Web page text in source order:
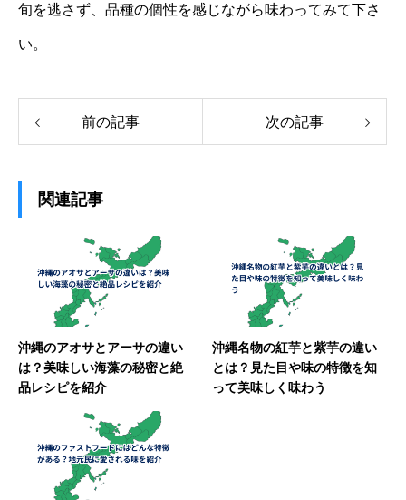
旬を逃さず、品種の個性を感じながら味わってみて下さ
い。
前の記事 次の記事
関連記事
沖縄のアオサとアーサの違い
は？美味しい海藻の秘密と絶
品レシピを紹介
沖縄名物の紅芋と紫芋の違い
とは？見た目や味の特徴を知
って美味しく味わう